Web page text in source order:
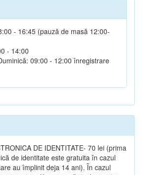
- 16:45 (pauză de masă 12:00-
- 14:00
09:00 - 12:00 înregistrare
DE IDENTITATE- 70 lei (prima
de identitate este gratuita în cazul
au împlinit deja 14 ani). În cazul